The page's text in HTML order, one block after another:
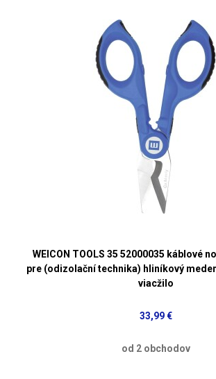
WEICON TOOLS 35 52000035 káblové
pre (odizolační technika) hliníkový
viacžilo
33,99 €
od 2 obchodov